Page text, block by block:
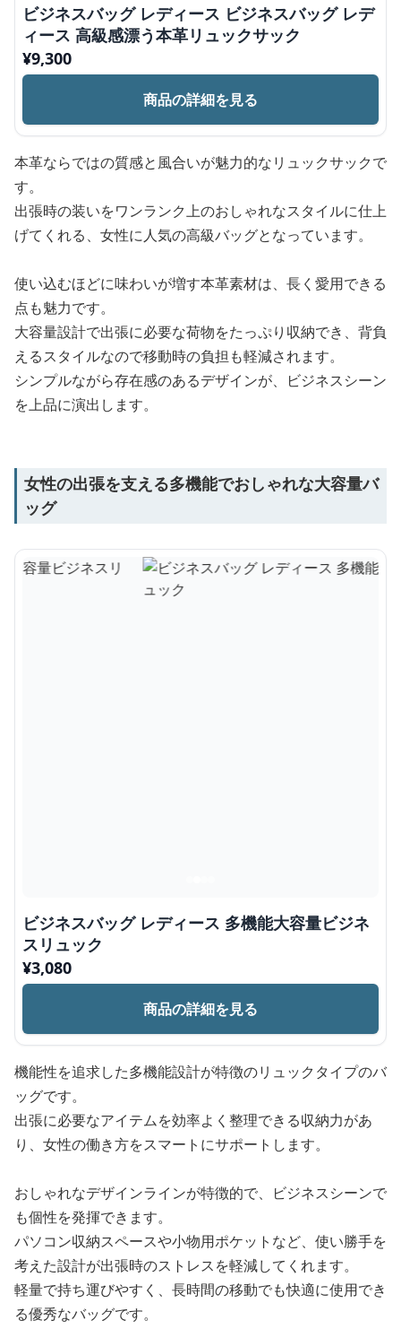
ビジネスバッグ レディース ビジネスバッグ レデ
ィース 高級感漂う本革リュックサック
¥9,300
商品の詳細を見る
本革ならではの質感と風合いが魅力的なリュックサックで
す。
出張時の装いをワンランク上のおしゃれなスタイルに仕上
げてくれる、女性に人気の高級バッグとなっています。
使い込むほどに味わいが増す本革素材は、長く愛用できる
点も魅力です。
大容量設計で出張に必要な荷物をたっぷり収納でき、背負
えるスタイルなので移動時の負担も軽減されます。
シンプルながら存在感のあるデザインが、ビジネスシーン
を上品に演出します。
女性の出張を支える多機能でおしゃれな大容量バ
ッグ
ビジネスバッグ レディース 多機能大容量ビジネ
スリュック
¥3,080
商品の詳細を見る
機能性を追求した多機能設計が特徴のリュックタイプのバ
ッグです。
出張に必要なアイテムを効率よく整理できる収納力があ
り、女性の働き方をスマートにサポートします。
おしゃれなデザインラインが特徴的で、ビジネスシーンで
も個性を発揮できます。
パソコン収納スペースや小物用ポケットなど、使い勝手を
考えた設計が出張時のストレスを軽減してくれます。
軽量で持ち運びやすく、長時間の移動でも快適に使用でき
る優秀なバッグです。